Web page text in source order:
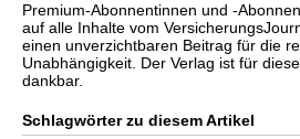
Premium-Abonnentinnen und -
auf alle Inhalte vom
einen unverzichtbaren Beitrag für die
Unabhängigkeit. Der Verlag ist für
dankbar.
Schlagwörter zu diesem Artikel